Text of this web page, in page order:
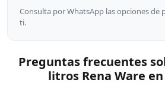
Consulta por WhatsApp las opciones de
ti.
Preguntas frecuentes
litros Rena Ware